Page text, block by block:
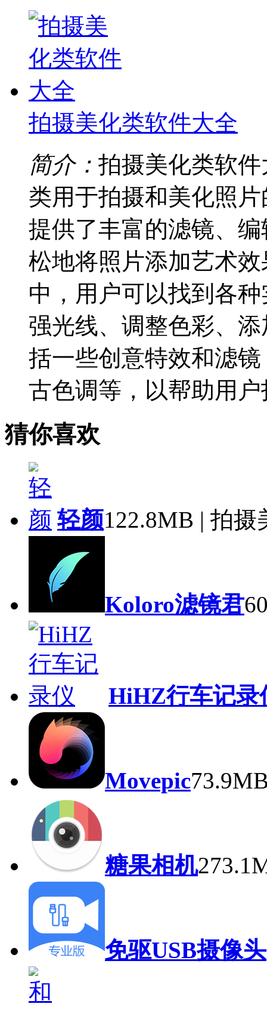
拍摄美化类软件大全
简介： 拍摄美化类软
类用于拍摄和美化照
提供了丰富的滤镜、
松地将照片添加艺术
中，用户可以找到各
强光线、调整色彩、
括一些创意特效和滤
古色调等，以帮助用
猜你喜欢
轻颜122.8MB | 拍摄
Koloro滤镜君
HiHZ行车记录
Movepic
糖果相机
免驱USB摄像头